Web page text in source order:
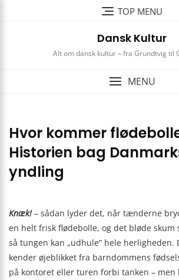
TOP MENU
Dansk Kultur
Alt om dansk kultur – fra Grundtvig til
MENU
Hvor kommer
Historien bag
yndling
Knæk!– sådan lyder det, når tænderne
en helt frisk flødebolle, og det bløde skum
så tungen kan „udhule” hele herligheden.
kender øjeblikket fra barndommens
på kontoret eller turen forbi tanken – men